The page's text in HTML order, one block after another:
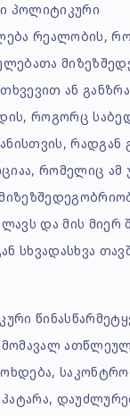
პოლიტიკური
რეალობის,
ან
როგორც
რადგან
რომელიც ამ
და მის მიერ
სხვადასხვა
პატარა,